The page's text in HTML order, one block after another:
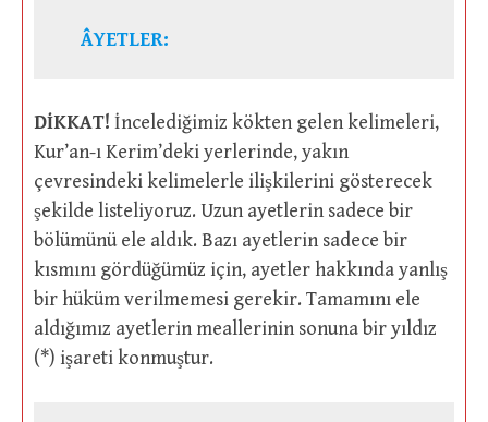
ÂYETLER:
DİKKAT! İncelediğimiz kökten gelen kelimeleri,
Kur’an-ı Kerim’deki yerlerinde, yakın
çevresindeki kelimelerle ilişkilerini gösterecek
şekilde listeliyoruz. Uzun ayetlerin sadece bir
bölümünü ele aldık. Bazı ayetlerin sadece bir
kısmını gördüğümüz için, ayetler hakkında yanlış
bir hüküm verilmemesi gerekir. Tamamını ele
aldığımız ayetlerin meallerinin sonuna bir yıldız
(*) işareti konmuştur.